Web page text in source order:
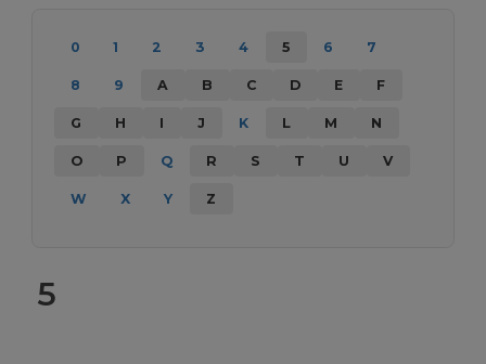
0 1 2 3 4 5 6 7
8 9 A B C D E F
G H I J K L M N
O P Q R S T U V
W X Y Z
5